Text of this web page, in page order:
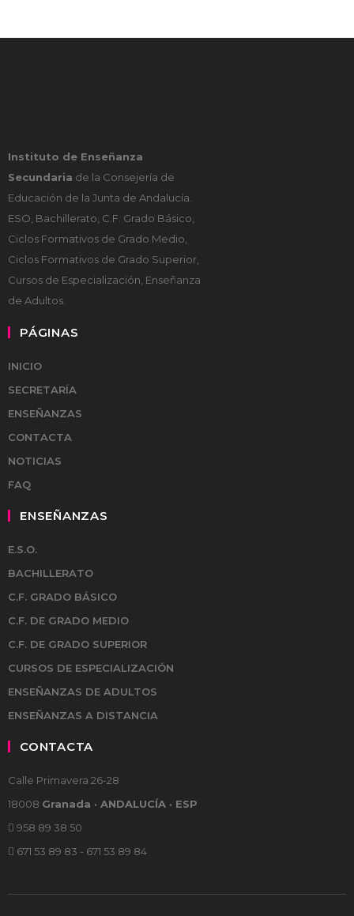
Instituto de Enseñanza
Secundaria de la Consejería de
Educación de la Junta de Andalucía.
ESO, Bachillerato, C.F. Grado Básico,
Ciclos Formativos de Grado Medio,
Ciclos Formativos de Grado Superior,
Cursos de Especialización, Enseñanza
de Adultos.
PÁGINAS
INICIO
SECRETARÍA
ENSEÑANZAS
CONTACTA
NOTICIAS
FAQ
ENSEÑANZAS
E.S.O.
BACHILLERATO
C.F. GRADO BÁSICO
C.F. DE GRADO MEDIO
C.F. DE GRADO SUPERIOR
CURSOS DE ESPECIALIZACIÓN
ENSEÑANZAS DE ADULTOS
ENSEÑANZAS A DISTANCIA
CONTACTA
Calle Primavera 26-28
18008 Granada · ANDALUCÍA · ESP
958 89 38 50
671 53 89 83 - 671 53 89 84